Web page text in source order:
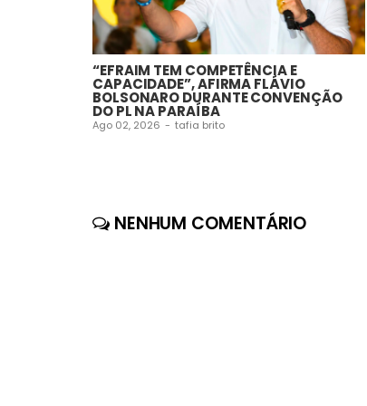
“EFRAIM TEM COMPETÊNCIA E
CAPACIDADE”, AFIRMA FLÁVIO
BOLSONARO DURANTE CONVENÇÃO
DO PL NA PARAÍBA
Ago 02, 2026 - tafia brito
NENHUM COMENTÁRIO